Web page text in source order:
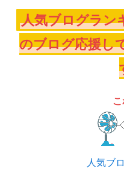
人気ブログラン
のブログ応援し
人気ブ